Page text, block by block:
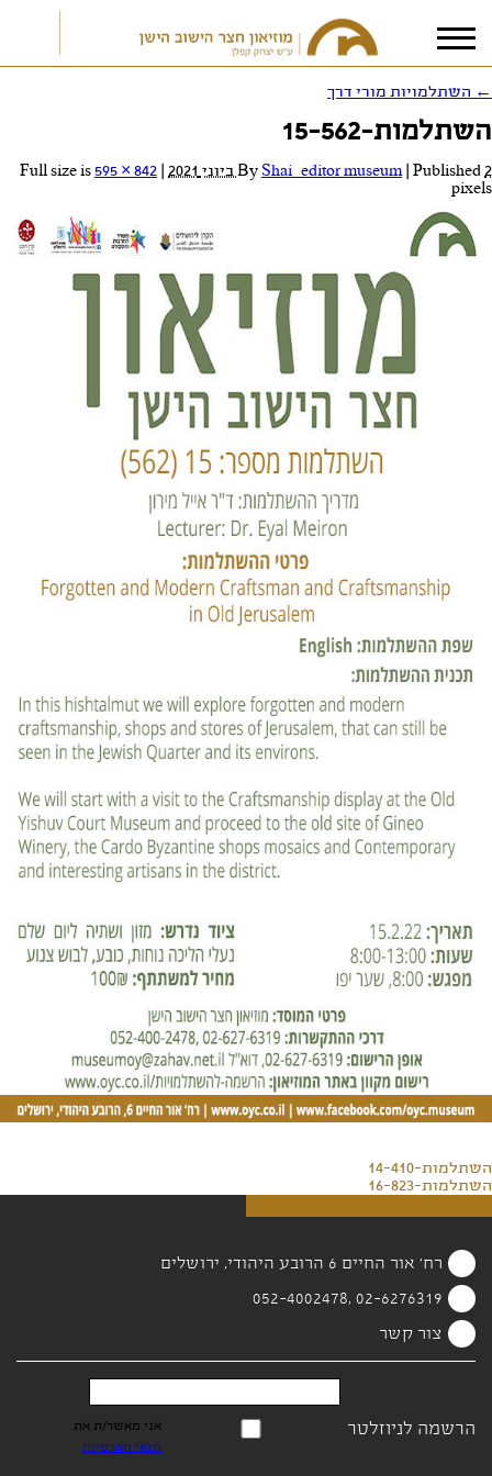
אני מאשר/ת אתתנאי הפרטיות
← השתלמויות מורי דרך
השתלמות-15-562
By Shai_editor museum Published2 ביוני 2021
595 × 842
pixels
השתלמות-14-410
השתלמות-16-823
רח' אור החיים 6 הרובע היהודי, ירושלים
02-6276319 ,052-4002478
צור קשר
הרשמה לניוזלטר
אני מאשר/ת את
תנאי הפרטיות